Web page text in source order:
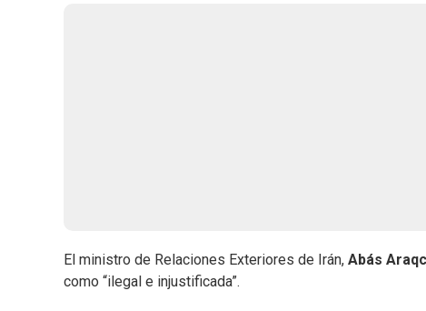
El ministro de Relaciones Exteriores de Irán, Abás
como “ilegal e injustificada”.